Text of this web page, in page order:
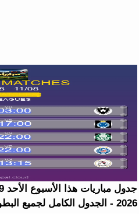
2026 - الجدول الكامل لجميع البطولات